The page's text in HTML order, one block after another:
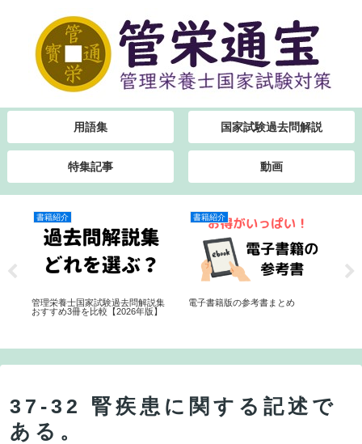
用語集 国家試験過去問解説
特集記事 動画
書籍紹介
管理栄養士国家試験過去問解説集
おすすめ3冊を比較【2026年版】
書籍紹介
電子書籍版の参考書まとめ
37-32 腎疾患に関する記述で
ある。